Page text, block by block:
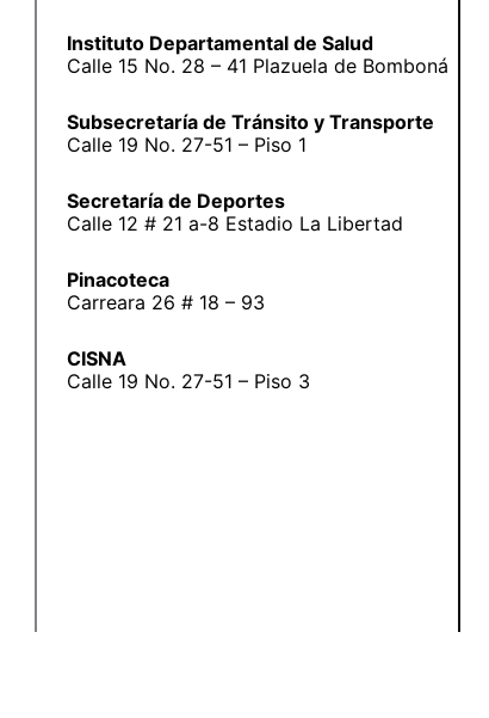
Instituto Departamental de Salud
Calle 15 No. 28 – 41 Plazuela de Bomboná
Subsecretaría de Tránsito y Transporte
Calle 19 No. 27-51 – Piso 1
Secretaría de Deportes
Calle 12 # 21 a-8 Estadio La Libertad
Pinacoteca
Carreara 26 # 18 – 93
CISNA
Calle 19 No. 27-51 – Piso 3